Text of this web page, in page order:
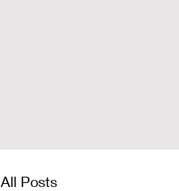
All Posts